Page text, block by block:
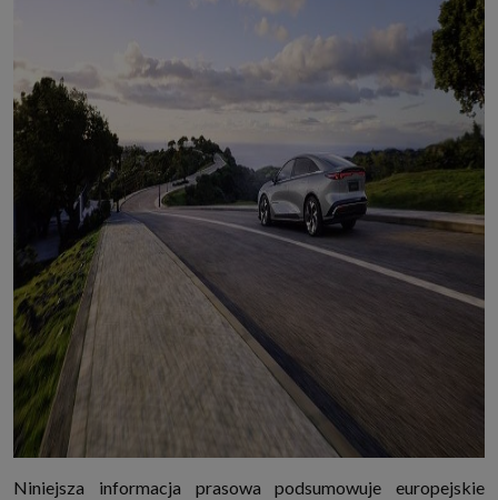
Niniejsza informacja prasowa podsumowuje europejskie